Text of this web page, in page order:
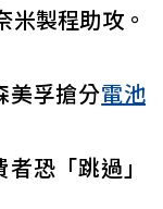
米製程助攻。
孚搶分電池
恐「跳過」